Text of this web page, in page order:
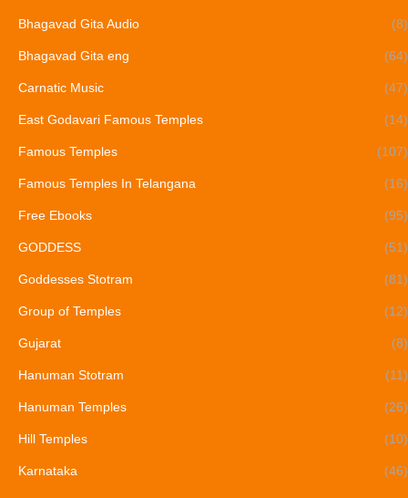
Bhagavad Gita Audio (8)
Bhagavad Gita eng (64)
Carnatic Music (47)
East Godavari Famous Temples (14)
Famous Temples (107)
Famous Temples In Telangana (16)
Free Ebooks (95)
GODDESS (51)
Goddesses Stotram (81)
Group of Temples (12)
Gujarat (8)
Hanuman Stotram (11)
Hanuman Temples (26)
Hill Temples (10)
Karnataka (46)